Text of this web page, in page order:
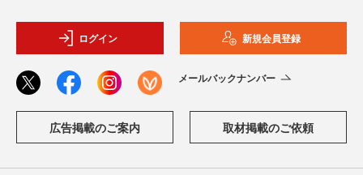
ログイン 新規会員登録
メールバックナンバー
広告掲載のご案内 取材掲載のご依頼